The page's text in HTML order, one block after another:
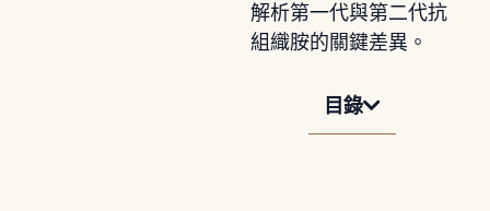
解析第一代與第二代抗
組織胺的關鍵差異。
目錄